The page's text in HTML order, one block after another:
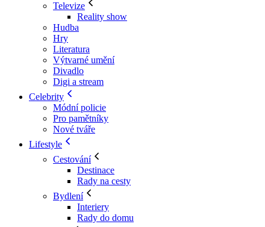
Televize
Reality show
Hudba
Hry
Literatura
Výtvarné umění
Divadlo
Digi a stream
Celebrity
Módní policie
Pro pamětníky
Nové tváře
Lifestyle
Cestování
Destinace
Rady na cesty
Bydlení
Interiery
Rady do domu